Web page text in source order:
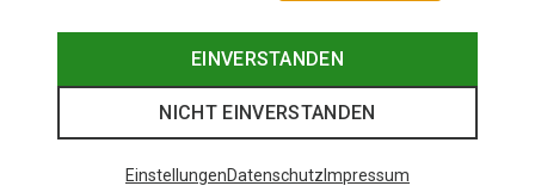
EINVERSTANDEN
NICHT EINVERSTANDEN
EinstellungenDatenschutz Impressum